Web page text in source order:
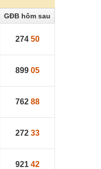
GĐB hôm sau
274 50
899 05
762 88
272 33
921 42